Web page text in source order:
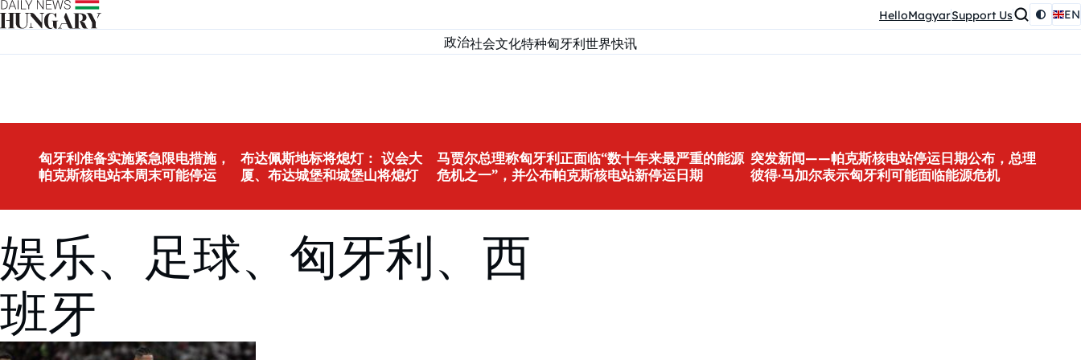
Skip to content HelloMagyarSupport Us EN
政治社会文化特种匈牙利世界快讯
匈牙利准备实施紧急限电措施，
帕克斯核电站本周末可能停运
布达佩斯地标将熄灯： 议会大
厦、布达城堡和城堡山将熄灯
马贾尔总理称匈牙利正面临“数十年来最严重的能源
危机之一”，并公布帕克斯核电站新停运日期
突发新闻——帕克斯核电站停运日期公布，总理
彼得·马加尔表示匈牙利可能面临能源危机
娱乐、足球、匈牙利、西
班牙